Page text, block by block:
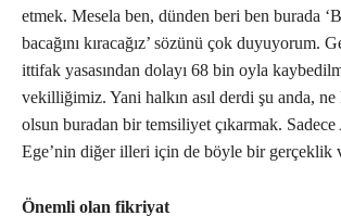
etmek. Mesela ben, dünden beri ben burada
bacağını kıracağız’ sözünü çok duyuyorum.
ittifak yasasından dolayı 68 bin oyla
vekilliğimiz. Yani halkın asıl derdi şu anda, ne
olsun buradan bir temsiliyet çıkarmak. Sadece
Ege’nin diğer illeri için de böyle bir gerçeklik
Önemli olan fikriyat